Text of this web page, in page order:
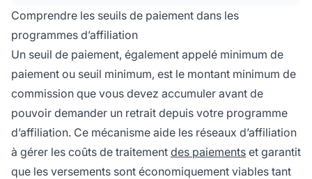
certains programmes puissent avoir des limites
fixes.
Comprendre les seuils de paiement dans les
programmes d’affiliation
Un seuil de paiement, également appelé minimum de
paiement ou seuil minimum, est le montant minimum de
commission que vous devez accumuler avant de
pouvoir demander un retrait depuis votre programme
d’affiliation. Ce mécanisme aide les réseaux d’affiliation
à gérer les coûts de traitement des paiements et garantit
que les versements sont économiquement viables tant